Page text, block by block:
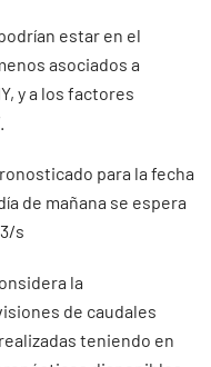
estar en el
asociados a
y a los factores
para la fecha
de mañana se espera
s
la
de caudales
teniendo en